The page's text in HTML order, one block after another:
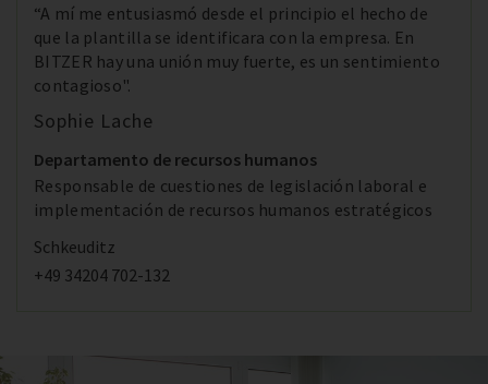
“A mí me entusiasmó desde el principio el hecho de
que la plantilla se identificara con la empresa. En
BITZER hay una unión muy fuerte, es un sentimiento
contagioso".
Sophie Lache
Departamento de recursos humanos
Responsable de cuestiones de legislación laboral e
implementación de recursos humanos estratégicos
Schkeuditz
+49 34204 702-132